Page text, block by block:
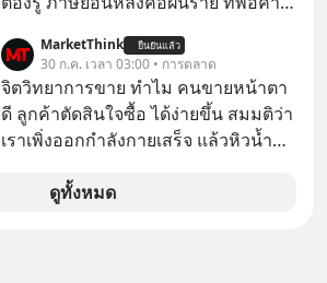
ยันระบบไฟฟ้า และระบายความร้อน
MarketThink ยืนยันแล้ว
30 ก.ค. เวลา 03:00 • การตลาด
จิตวิทยาการขาย ทำไม คนขายหน้าตา
ดี ลูกค้าตัดสินใจซื้อ ได้ง่ายขึ้น สมมติว่า
เราเพิ่งออกกำลังกายเสร็จ แล้วหิวน้ำ
ขายของเหมือนกันทุกอย่าง
ดูทั้งหมด